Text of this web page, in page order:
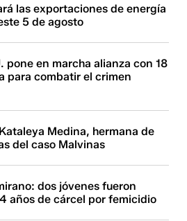
las exportaciones de energía
5 de agosto
pone en marcha alianza con 18
para combatir el crimen
Medina, hermana de
del caso Malvinas
dos jóvenes fueron
años de cárcel por femicidio